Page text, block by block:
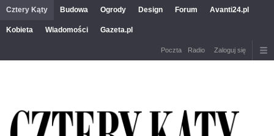
Cztery Kąty Budowa Ogrody Design Forum Avanti24.pl
Kobieta Wiadomości Gazeta.pl
Poczta Radio Zaloguj się